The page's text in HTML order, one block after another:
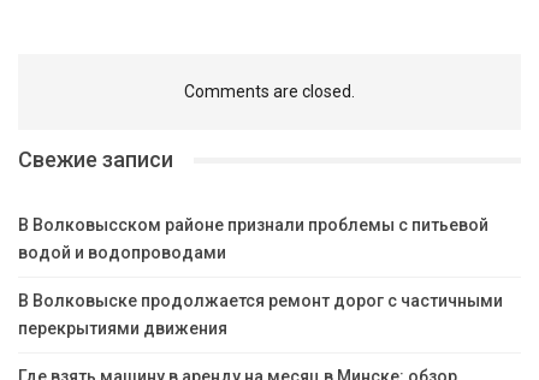
Comments are closed.
Свежие записи
В Волковысском районе признали проблемы с питьевой
водой и водопроводами
В Волковыске продолжается ремонт дорог с частичными
перекрытиями движения